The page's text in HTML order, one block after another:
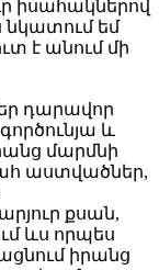
իսահակներով
նկատում եմ
է անում մի
դարավոր
և
մարմնի
աստվածներ,
քսան,
ևս որպես
իրանց